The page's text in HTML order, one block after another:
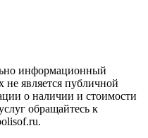
информационный
не является публичной
о наличии и стоимости
обращайтесь к